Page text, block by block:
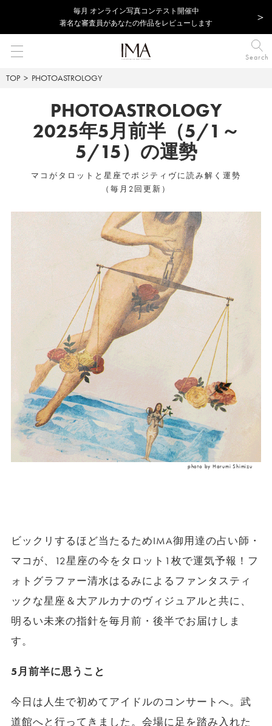
毎⽉ オンライン写真コンテスト開催中
著名な審査員があなたの作品をレビューします
Search
TOP PHOTOASTROLOGY
PHOTOASTROLOGY
2025年5月前半（5/1～
5/15）の運勢
マコがタロットと星座でポジティヴに読み解く運勢
（毎月2回更新）
photo by Harumi Shimizu
ビックリするほど当たるためIMA御用達の占い師・
マコが、12星座の今をタロット1枚で運気予報！フ
ォトグラファー清水はるみによるファンタスティ
ックな星座＆大アルカナのヴィジュアルと共に、
明るい未来の指針を毎月前・後半でお届けしま
す。
5月前半に思うこと
今日は人生で初めてアイドルのコンサートへ。武
道館へと行ってきました。会場に足を踏み入れた